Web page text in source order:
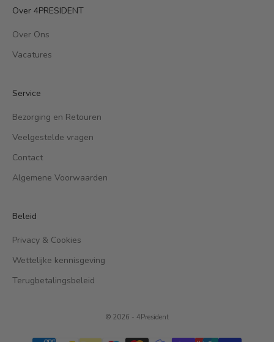
Over 4PRESIDENT
Over Ons
Vacatures
Service
Bezorging en Retouren
Veelgestelde vragen
Contact
Algemene Voorwaarden
Beleid
Privacy & Cookies
Wettelijke kennisgeving
Terugbetalingsbeleid
© 2026 - 4President